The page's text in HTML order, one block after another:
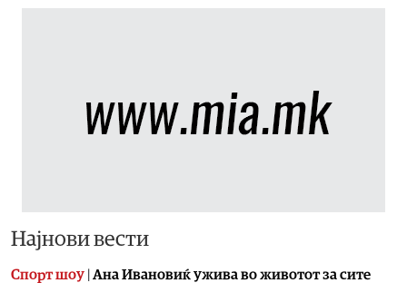
Најнови вести
Спорт шоу Aна Ивановиќ ужива во животот за сите